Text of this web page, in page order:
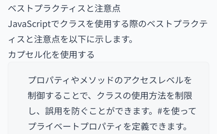
ベストプラクティスと注意点
JavaScriptでクラスを使用する際のベストプラクテ
ィスと注意点を以下に示します。
カプセル化を使用する
プロパティやメソッドのアクセスレベルを
制御することで、クラスの使用方法を制限
し、誤用を防ぐことができます。#を使って
プライベートプロパティを定義できます。